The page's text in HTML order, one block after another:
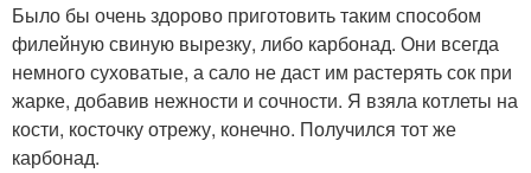
Было бы очень здорово приготовить таким способом
филейную свиную вырезку, либо карбонад. Они всегда
немного суховатые, а сало не даст им растерять сок при
жарке, добавив нежности и сочности. Я взяла котлеты на
кости, косточку отрежу, конечно. Получился тот же
карбонад.